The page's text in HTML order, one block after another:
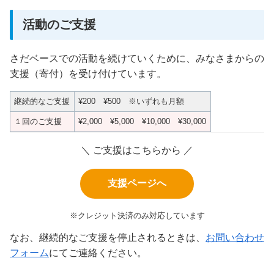
活動のご支援
さだベースでの活動を続けていくために、みなさまからの
支援（寄付）を受け付けています。
継続的なご支援 ¥200 ¥500 ※いずれも月額
１回のご支援 ¥2,000 ¥5,000 ¥10,000 ¥30,000
＼ ご支援はこちらから ／
支援ページへ
※クレジット決済のみ対応しています
なお、継続的なご支援を停止されるときは、 お問い合わせ
フォームにてご連絡ください。